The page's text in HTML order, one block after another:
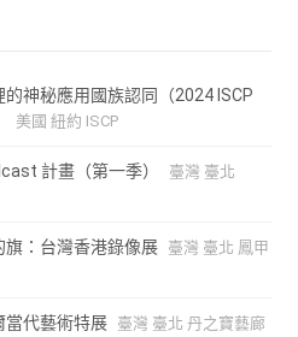
神秘應用國族認同（2024 ISCP
美國 紐約 ISCP
計畫（第一季）
臺灣 臺北
旗：台灣香港錄像展 臺灣 臺北 鳳甲
當代藝術特展 臺灣 臺北 丹之寶藝廊